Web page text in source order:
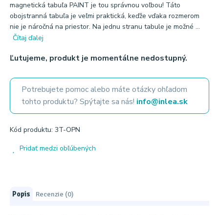
magnetická tabuľa PAINT je tou správnou voľbou! Táto
obojstranná tabuľa je veľmi praktická, keďže vďaka rozmerom
nie je náročná na priestor. Na jednu stranu tabule je možné ...
Čítaj ďalej
Ľutujeme, produkt je momentálne nedostupný.
Potrebujete pomoc alebo máte otázky ohľadom
tohto produktu? Spýtajte sa nás! info@inlea.sk
Kód produktu: 3T-OPN
Pridať medzi obľúbených
Popis Recenzie (0)